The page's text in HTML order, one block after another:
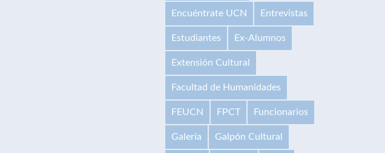
Encuéntrate UCN Entrevistas
Estudiantes Ex-Alumnos
Extensión Cultural
Facultad de Humanidades
FEUCN FPCT Funcionarios
Galería Galpón Cultural